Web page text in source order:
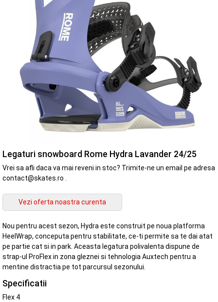
Legaturi snowboard Rome Hydra Lavander 24/25
Vrei sa afli daca va mai reveni in stoc? Trimite-ne un email pe adresa
contact@skates.ro .
Nou pentru acest sezon, Hydra este construit pe noua platforma
HeelWrap, conceputa pentru stabilitate, ce-ti permite sa te dai atat
pe partie cat si in park. Aceasta legatura polivalenta dispune de
strap-ul ProFlex in zona gleznei si tehnologia Auxtech pentru a
mentine distractia pe tot parcursul sezonului.
Specificatii
Flex 4